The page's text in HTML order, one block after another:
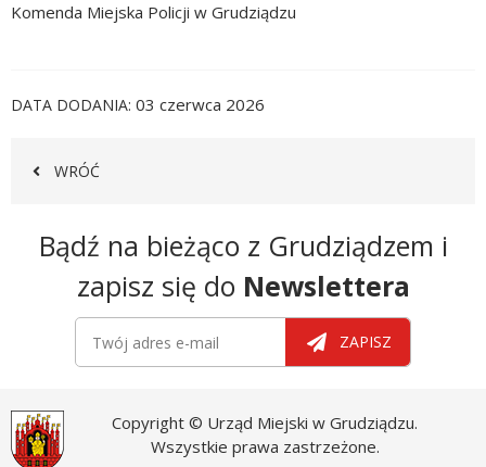
Komenda Miejska Policji w Grudziądzu
DATA DODANIA 03 czerwca 2026
WRÓĆ
Newsletter
Bądź na bieżąco z Grudziądzem i
zapisz się do Newslettera
ZAPISZ
Copyright © Urząd Miejski w Grudziądzu.
Wszystkie prawa zastrzeżone.